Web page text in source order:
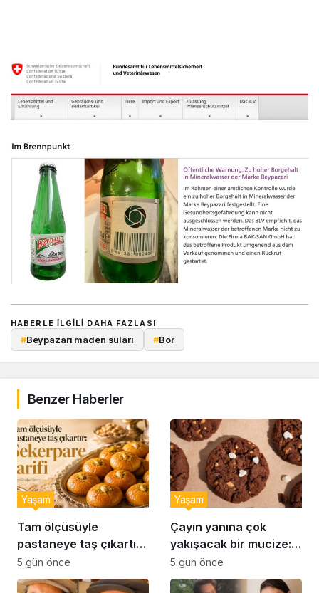
HABERLE ILGILI DAHA FAZLASI
#Beypazarı maden suları #Bor
Benzer Haberler
Tam ölçüsüyle
pastaneye taş çıkartır:
Şekerpare tarifi
Yaşam
5 gün önce
Çayın yanına çok
yakışacak bir mucize:
Brownie tadında ıslak
kurabiye tarifi…
Yaşam
5 gün önce